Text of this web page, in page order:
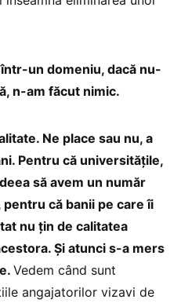
un domeniu, dacă nu-
n-am făcut nimic.
Ne place sau nu, a
Pentru că universităţile,
să avem un număr
că banii pe care îi
nu ţin de calitatea
Şi atunci s-a mers
Vedem când sunt
angajatorilor vizavi de